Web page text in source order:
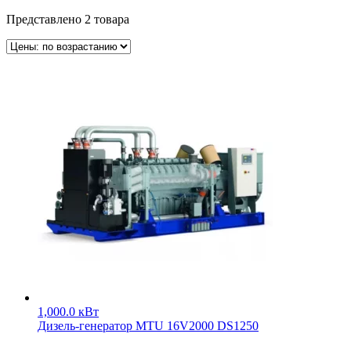
Представлено 2 товара
1,000.0 кВт
Дизель-генератор MTU 16V2000 DS1250